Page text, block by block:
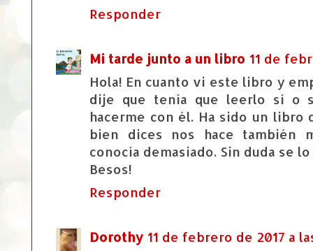
Responder
Mi tarde junto a un libro 11 de
Hola! En cuanto vi este libro y
dije que tenía que leerlo sí o
hacerme con él. Ha sido un libro
bien dices nos hace también
conocía demasiado. Sin duda se
Besos!
Responder
Dorothy 11 de febrero de 2017 a